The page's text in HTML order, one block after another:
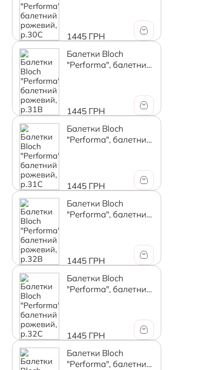
1445 ГРН
Балетки Bloch
"Performa", балетний
1445 ГРН
Балетки Bloch
"Performa", балетний
1445 ГРН
Балетки Bloch
"Performa", балетний
1445 ГРН
Балетки Bloch
"Performa", балетний
1445 ГРН
Балетки Bloch
"Performa", балетний